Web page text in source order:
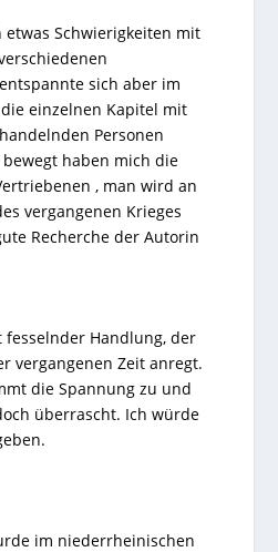
etwas Schwierigkeiten mit
sich aber im
einzelnen Kapitel mit
Personen
haben mich die
, man wird an
vergangenen Krieges
Recherche der Autorin
Handlung, der
vergangenen Zeit anregt.
die Spannung zu und
überrascht. Ich würde
im niederrheinischen